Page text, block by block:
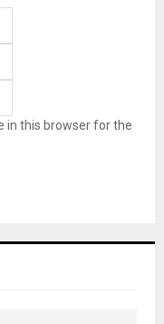
in this browser for the